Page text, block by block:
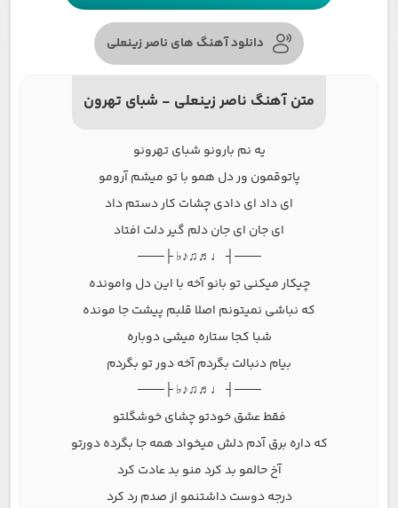
دانلود آهنگ های ناصر زینعلی
متن آهنگ ناصر زینعلی - شبای تهرون
یه نم بارونو شبای تهرونو
پاتوقمون ور دل همو با تو میشم آرومو
ای داد ای دادی چشات کار دستم داد
ای جان ای جان دلم گیر دلت افتاد
───┤ ♩♬♫♪♭ ├───
چیکار میکنی تو بانو آخه با این دل وامونده
که نباشی نمیتونم اصلا قلبم پیشت جا مونده
شبا کجا ستاره میشی دوباره
بیام دنبالت بگردم آخه دور تو بگردم
───┤ ♩♬♫♪♭ ├───
فقط عشق خودتو چشای خوشگلتو
که داره برق آدم دلش میخواد همه جا بگرده دورتو
آخ حالمو بد کرد منو بد عادت کرد
درجه دوست داشتنمو از صدم رد کرد